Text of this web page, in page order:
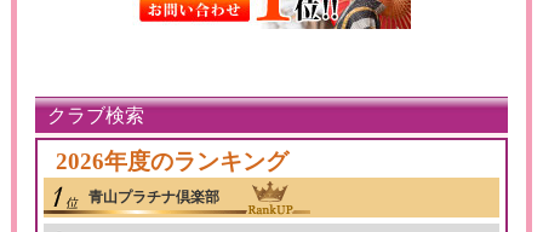
クラブ検索
2026年度のランキング
青山プラチナ倶楽部